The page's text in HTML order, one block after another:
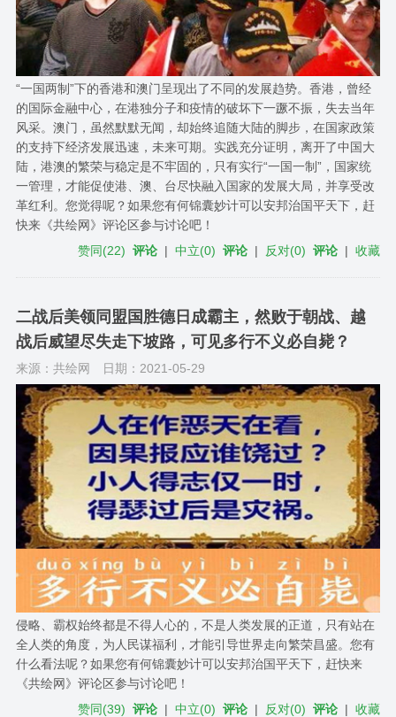
“一国两制”下的香港和澳门呈现出了不同的发展趋势。香港，曾经
的国际金融中心，在港独分子和疫情的破坏下一蹶不振，失去当年
风采。澳门，虽然默默无闻，却始终追随大陆的脚步，在国家政策
的支持下经济发展迅速，未来可期。实践充分证明，离开了中国大
陆，港澳的繁荣与稳定是不牢固的，只有实行“一国一制”，国家统
一管理，才能促使港、澳、台尽快融入国家的发展大局，并享受改
革红利。您觉得呢？如果您有何锦囊妙计可以安邦治国平天下，赶
快来《共绘网》评论区参与讨论吧！
赞同(22) 评论 |中立(0) 评论 | 反对(0) 评论 |收藏
二战后美领同盟国胜德日成霸主，然败于朝战、越
战后威望尽失走下坡路，可见多行不义必自毙？
来源：共绘网 日期：2021-05-29
侵略、霸权始终都是不得人心的，不是人类发展的正道，只有站在
全人类的角度，为人民谋福利，才能引导世界走向繁荣昌盛。您有
什么看法呢？如果您有何锦囊妙计可以安邦治国平天下，赶快来
《共绘网》评论区参与讨论吧！
赞同(39) 评论 |中立(0) 评论 | 反对(0) 评论 |收藏